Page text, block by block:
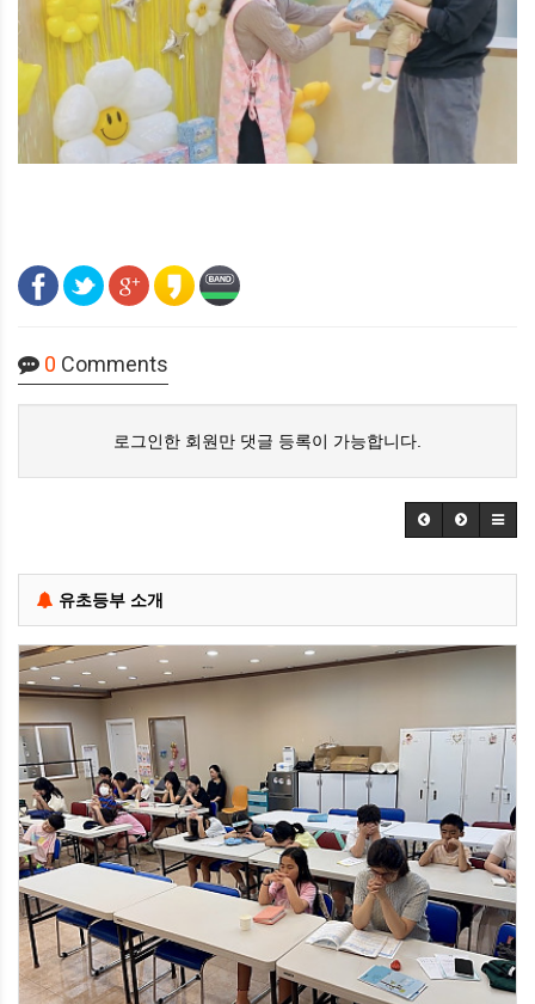
0 Comments
로그인한 회원만 댓글 등록이 가능합니다.
유초등부 소개